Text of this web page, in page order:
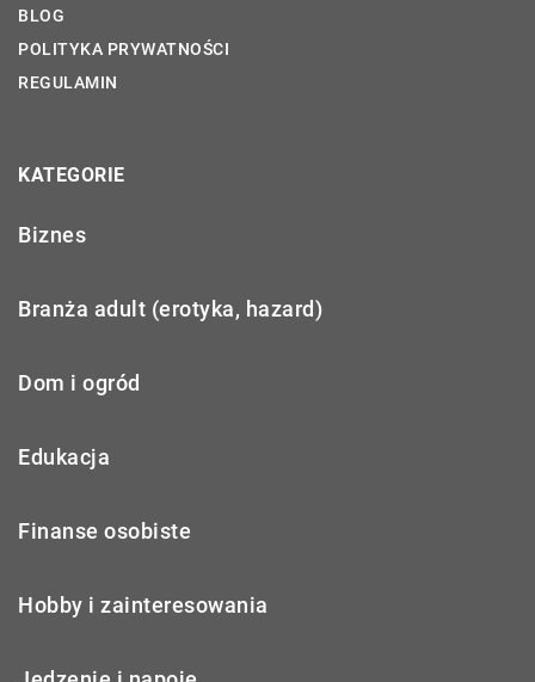
BLOG
POLITYKA PRYWATNOŚCI
REGULAMIN
KATEGORIE
Biznes
Branża adult (erotyka, hazard)
Dom i ogród
Edukacja
Finanse osobiste
Hobby i zainteresowania